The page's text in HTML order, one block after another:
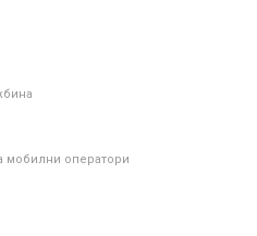
мобилни оператори